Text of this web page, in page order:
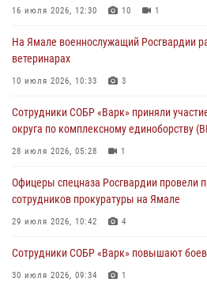
праздником
Сотрудники СОБР «Варк» повышают
30 июля 2026, 09:34 1
Офицеры спецназа Росгвардии провели
сотрудников прокуратуры на Ямале
29 июля 2026, 10:42 4
16 июля 2026, 12:30 10 1
На Ямале военнослужащий Росгвардии
ветеринарах
10 июля 2026, 10:33 3
Сотрудники СОБР «Варк» приняли
округа по комплексному единоборству
28 июля 2026, 05:28 1
Офицеры спецназа Росгвардии провели
сотрудников прокуратуры на Ямале
29 июля 2026, 10:42 4
Сотрудники СОБР «Варк» повышают
30 июля 2026, 09:34 1